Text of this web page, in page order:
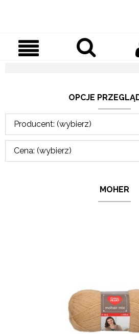
OPCJE
Producent: (wybierz)
Cena: (wybierz)
MOHER